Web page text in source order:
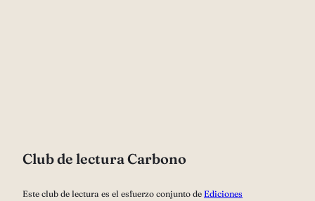
Club de lectura Carbono
Este club de lectura es el esfuerzo conjunto de Ediciones